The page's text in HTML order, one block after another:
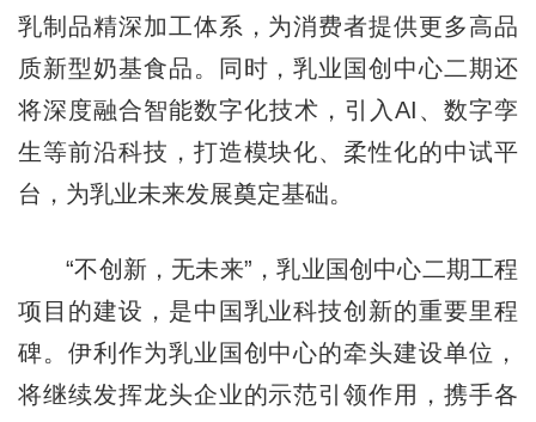
乳制品精深加工体系，为消费者提供更多高品
质新型奶基食品。同时，乳业国创中心二期还
将深度融合智能数字化技术，引入AI、数字孪
生等前沿科技，打造模块化、柔性化的中试平
台，为乳业未来发展奠定基础。
“不创新，无未来”，乳业国创中心二期工程
项目的建设，是中国乳业科技创新的重要里程
碑。伊利作为乳业国创中心的牵头建设单位，
将继续发挥龙头企业的示范引领作用，携手各